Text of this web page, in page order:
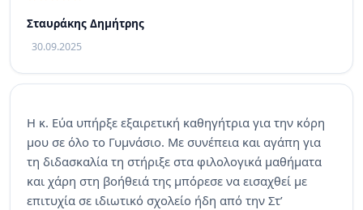
Σταυράκης Δημήτρης
30.09.2025
Η κ. Εύα υπήρξε εξαιρετική καθηγήτρια για την κόρη
μου σε όλο το Γυμνάσιο. Με συνέπεια και αγάπη για
τη διδασκαλία τη στήριξε στα φιλολογικά μαθήματα
και χάρη στη βοήθειά της μπόρεσε να εισαχθεί με
επιτυχία σε ιδιωτικό σχολείο ήδη από την Στ’